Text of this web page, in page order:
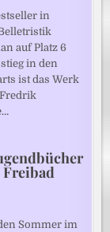
in
auf Platz 6
in den
ist das Werk
Sommer im